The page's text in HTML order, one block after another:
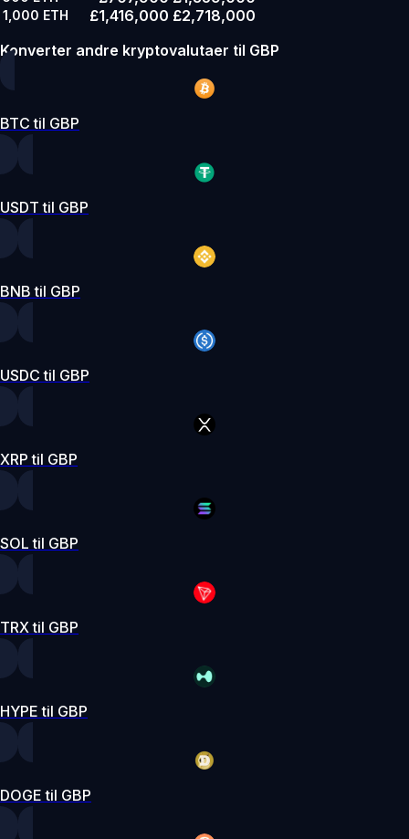
1,000 ETH £1,416,000 £2,718,000
Konverter andre kryptovalutaer til GBP
BTC til GBP
USDT til GBP
BNB til GBP
USDC til GBP
XRP til GBP
SOL til GBP
TRX til GBP
HYPE til GBP
DOGE til GBP